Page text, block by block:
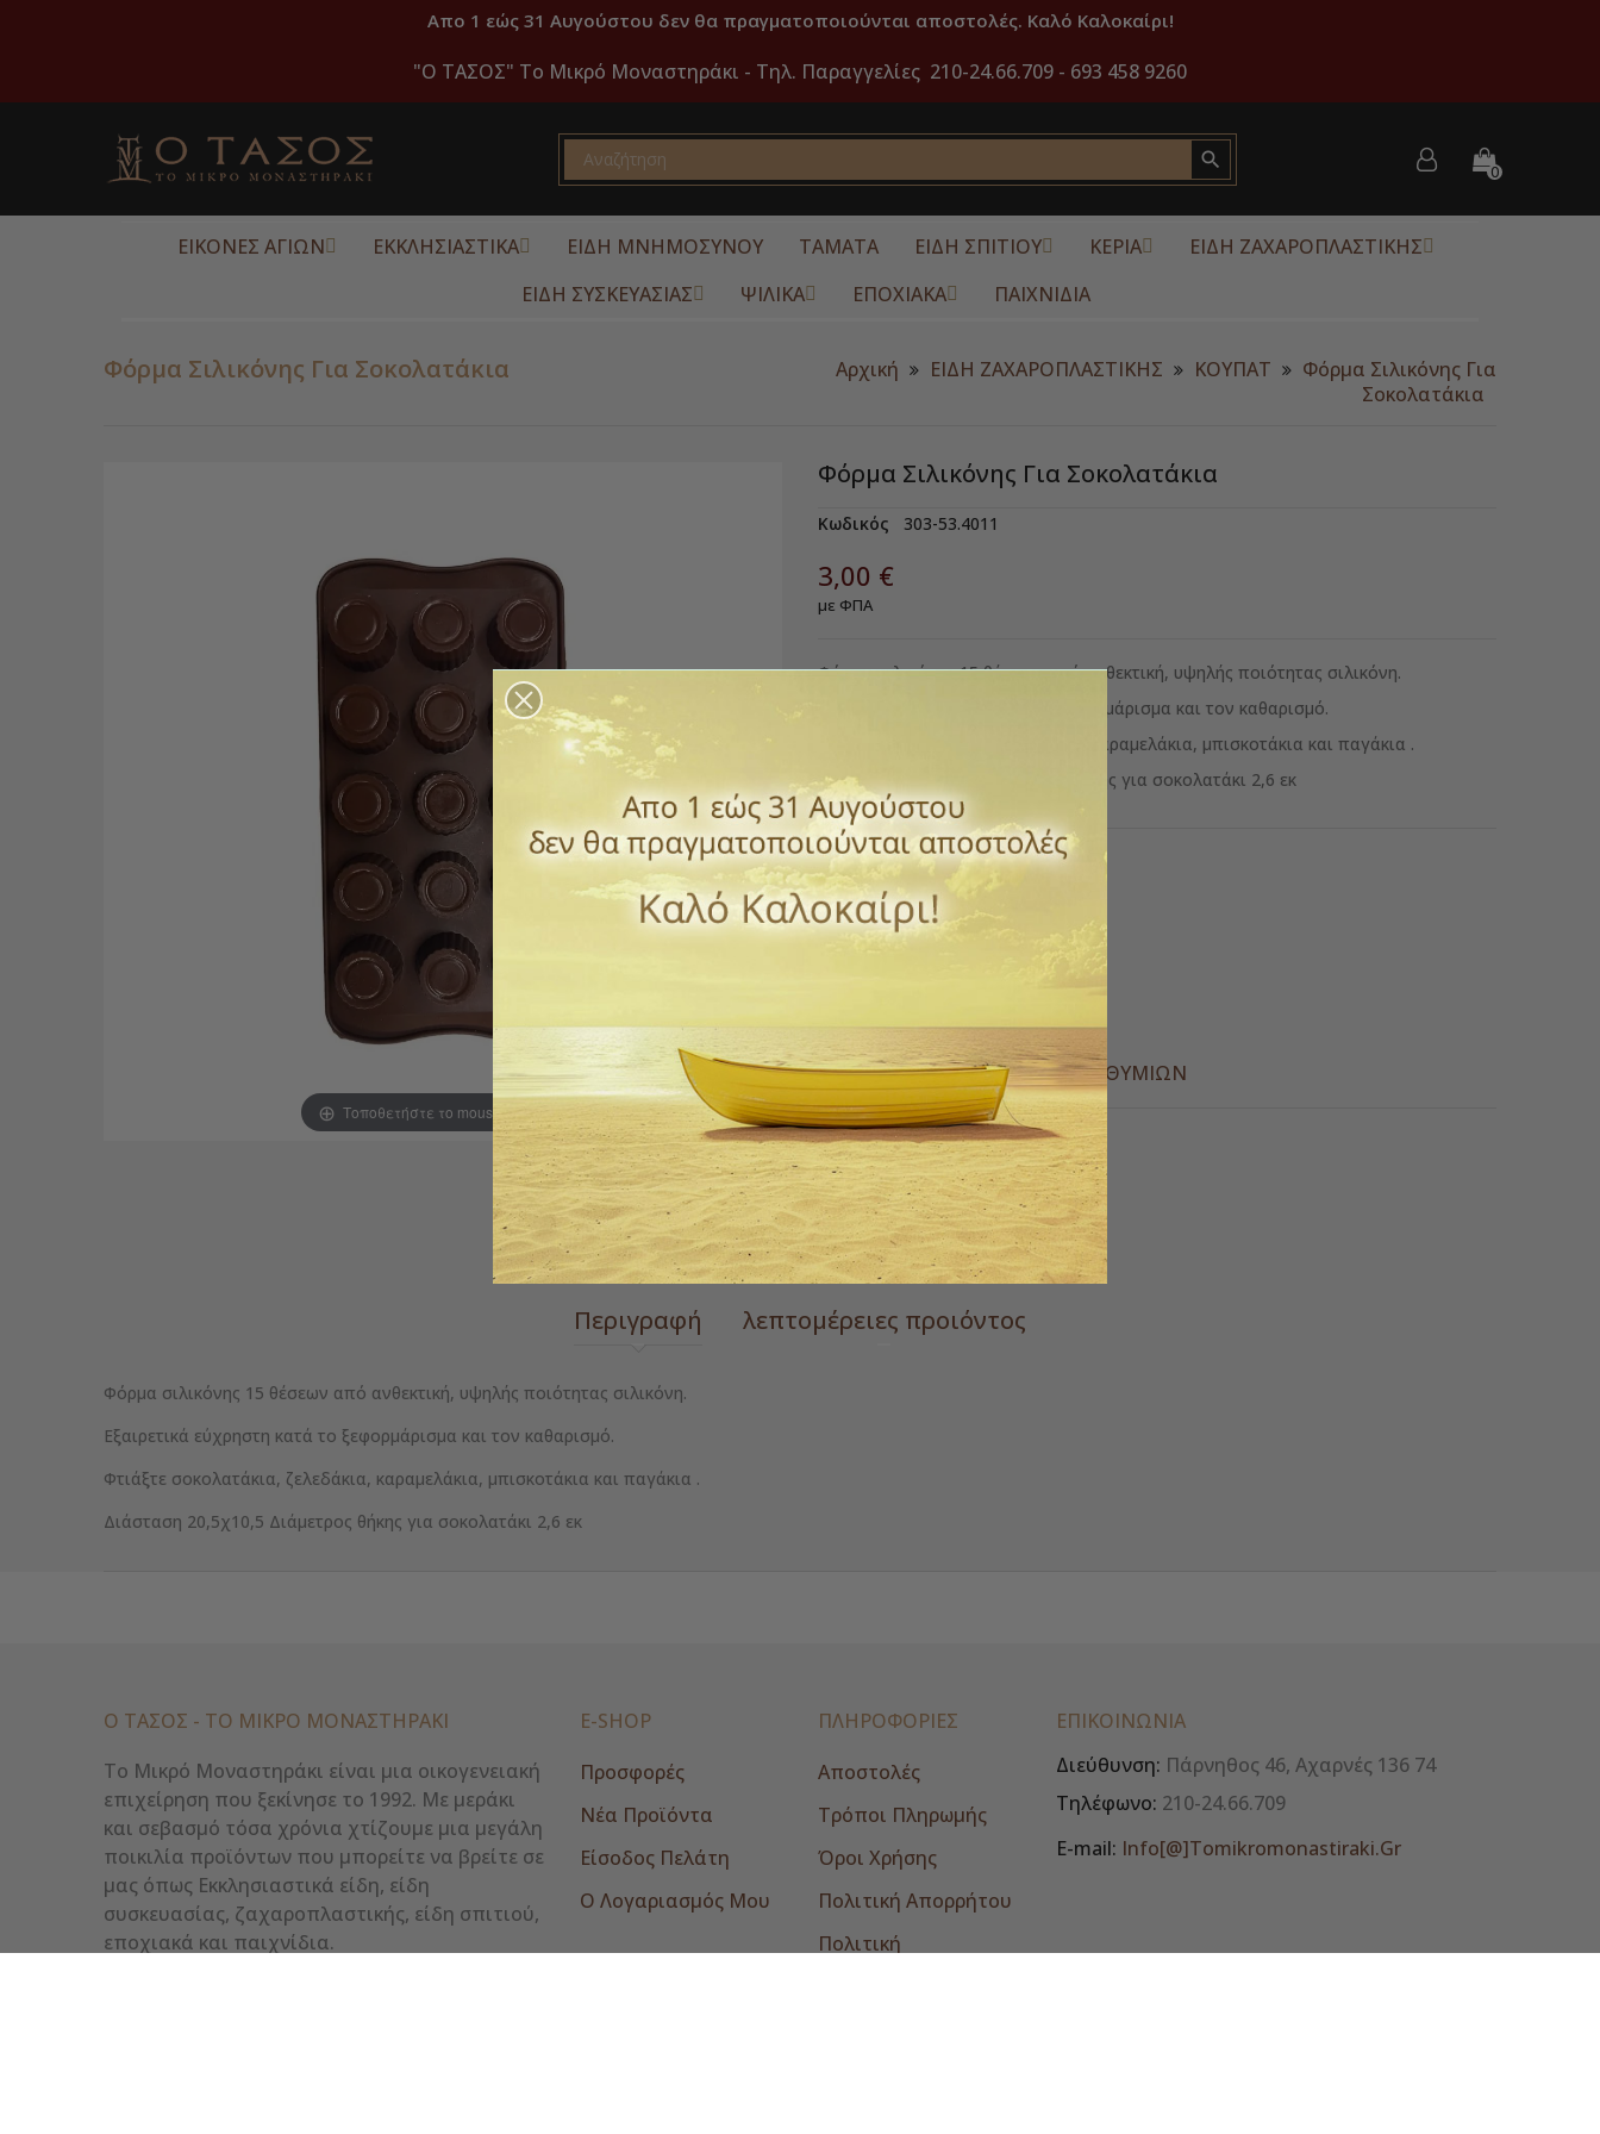
Απο 1 εώς 31 Αυγούστου δεν θα πραγματοποιούνται αποστολές. Καλό Καλοκαίρι!
"O ΤΑΣΟΣ" Το Μικρό Μοναστηράκι - Τηλ. Παραγγελίες 210-24.66.709 - 693 458 9260
 0
ΕΙΚΟΝΕΣ ΑΓΙΩΝ ΕΚΚΛΗΣΙΑΣΤΙΚΑ ΕΙΔΗ ΜΝΗΜΟΣΥΝΟΥ ΤΑΜΑΤΑ ΕΙΔΗ ΣΠΙΤΙΟΥ ΚΕΡΙΑ
ΕΙΔΗ ΖΑΧΑΡΟΠΛΑΣΤΙΚΗΣ
ΕΙΔΗ ΣΥΣΚΕΥΑΣΙΑΣ
ΨΙΛΙΚΑ ΕΠΟΧΙΑΚΑ ΠΑΙΧΝΙΔΙΑ
Φόρμα Σιλικόνης Για Σοκολατάκια Αρχική ΕΙΔΗ ΖΑΧΑΡΟΠΛΑΣΤΙΚΗΣ ΚΟΥΠΑΤ
Φόρμα Σιλικόνης Για
Σοκολατάκια
Τοποθετήστε το mouse για zoom
Φόρμα Σιλικόνης Για Σοκολατάκια
Κωδικός 303-53.4011
3,00 €
με ΦΠΑ
Φόρμα σιλικόνης 15 θέσεων από ανθεκτική, υψηλής ποιότητας σιλικόνη.
Εξαιρετικά εύχρηστη κατά το ξεφορμάρισμα και τον καθαρισμό.
Φτιάξτε σοκολατάκια, ζελεδάκια, καραμελάκια, μπισκοτάκια και παγάκια .
Διάσταση 20,5χ10,5 Διάμετρος θήκης για σοκολατάκι 2,6 εκ
Ποσότητα
ΠΡΌΣΘΕΣΕ ΣΤΗΝ ΛΊΣΤΑ ΕΠΙΘΥΜΙΏΝ
Ετικέτες
ζαχαροπλαστική
Περιγραφή λεπτομέρειες προιόντος
Φόρμα σιλικόνης 15 θέσεων από ανθεκτική, υψηλής ποιότητας σιλικόνη.
Εξαιρετικά εύχρηστη κατά το ξεφορμάρισμα και τον καθαρισμό.
Φτιάξτε σοκολατάκια, ζελεδάκια, καραμελάκια, μπισκοτάκια και παγάκια .
Διάσταση 20,5χ10,5 Διάμετρος θήκης για σοκολατάκι 2,6 εκ
Ο ΤΑΣΟΣ - ΤΟ ΜΙΚΡΌ ΜΟΝΑΣΤΗΡΆΚΙ
Το Μικρό Μοναστηράκι είναι μια οικογενειακή
επιχείρηση που ξεκίνησε το 1992. Με μεράκι
και σεβασμό τόσα χρόνια χτίζουμε μια μεγάλη
ποικιλία προϊόντων που μπορείτε να βρείτε σε
μας όπως Εκκλησιαστικά είδη, είδη
συσκευασίας, ζαχαροπλαστικής, είδη σπιτιού,
εποχιακά και παιχνίδια.
E-SHOP
Προσφορές
Νέα Προϊόντα
Είσοδος Πελάτη
Ο Λογαριασμός Μου
ΠΛΗΡΟΦΟΡΙΕΣ
Αποστολές
Τρόποι Πληρωμής
Όροι Χρήσης
Πολιτική Απορρήτου
Πολιτική
ΕΠΙΚΟΙΝΩΝΊΑ
Διεύθυνση: Πάρνηθος 46, Αχαρνές 136 74
Τηλέφωνο: 210-24.66.709
E-mail: Info[@]tomikromonastiraki.gr